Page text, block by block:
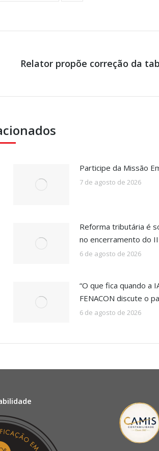
Próximo
Relator propõe correção da
Participe da Missão
7 de agosto de 2026
Reforma tributária é
no encerramento do
6 de agosto de 2026
“O que fica quando a
FENACON discute o
6 de agosto de 2026